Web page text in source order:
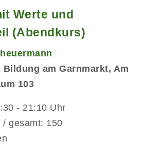
Werte und
(Abendkurs)
Bildung am Garnmarkt, Am
103
- 21:10 Uhr
/ gesamt: 150